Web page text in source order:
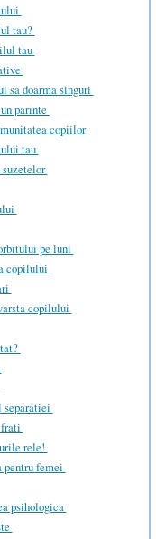
tau?
tau
sa doarma singuri
parinte
copiilor
tau
pe luni
copilului
copilului
rele!
femei
psihologica